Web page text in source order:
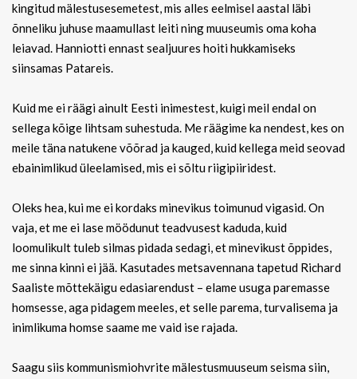
kingitud mälestusesemetest, mis alles eelmisel aastal läbi
õnneliku juhuse maamullast leiti ning muuseumis oma koha
leiavad. Hanniotti ennast sealjuures hoiti hukkamiseks
siinsamas Patareis.
Kuid me ei räägi ainult Eesti inimestest, kuigi meil endal on
sellega kõige lihtsam suhestuda. Me räägime ka nendest, kes on
meile täna natukene võõrad ja kauged, kuid kellega meid seovad
ebainimlikud üleelamised, mis ei sõltu riigipiiridest.
Oleks hea, kui me ei kordaks minevikus toimunud vigasid. On
vaja, et me ei lase möödunut teadvusest kaduda, kuid
loomulikult tuleb silmas pidada sedagi, et minevikust õppides,
me sinna kinni ei jää. Kasutades metsavennana tapetud Richard
Saaliste mõttekäigu edasiarendust – elame usuga paremasse
homsesse, aga pidagem meeles, et selle parema, turvalisema ja
inimlikuma homse saame me vaid ise rajada.
Saagu siis kommunismiohvrite mälestusmuuseum seisma siin,